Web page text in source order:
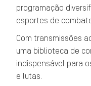
programação
esportes de
Com transmissões
uma biblioteca de
indispensável para
e lutas.